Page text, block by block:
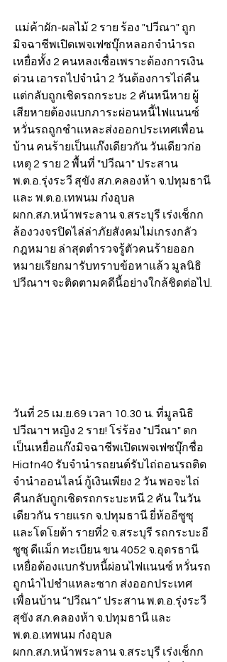
แม่ค้าผัก-ผลไม้ 2 ราย ร้อง "ปวีณา" ถูก
มิจฉาชีพเปิดเพจเฟซบุ๊กหลอกจำนำรถ
เหยื่อทั้ง 2 คนหลงเชื่อเพราะต้องการเงิน
ด่วน เอารถไปจำนำ 2 วันต้องการไถ่คืน
แต่กลับถูกเชิดรถกระบะ 2 คันหนีหาย ผู้
เสียหายต้องแบกภาระผ่อนหนี้ไฟแนนซ์
หวั่นรถถูกชำแหละส่งออกประเทศเพื่อน
บ้าน คนร้ายเป็นแก๊งเดียวกัน วันเดียวก่อ
เหตุ 2 ราย 2 พื้นที่ "ปวีณา" ประสาน
พ.ต.อ.รุ่งระวี สุขัง สภ.คลองห้า จ.ปทุมธานี
และ พ.ต.อ.เทพนม ก๋งอุบล
ผกก.สภ.หน้าพระลาน จ.สระบุรี เร่งเช็กก
ล้องวงจรปิดไล่ล่าภัยสังคมไม่เกรงกลัว
กฎหมาย ล่าสุดตำรวจรู้ตัวคนร้ายออก
หมายเรียกมารับทราบข้อหาแล้ว มูลนิธิ
ปวีณาฯ จะติดตามคดีนี้อย่างใกล้ชิดต่อไป.
วันที่ 25 เม.ย.69 เวลา 10.30 น. ที่มูลนิธิ
ปวีณาฯ หญิง 2 ราย! โร่ร้อง "ปวีณา" ตก
เป็นเหยื่อแก๊งมิจฉาชีพเปิดเพจเฟซบุ๊กชื่อ
Hiatn40 รับจำนำรถยนต์รับไถ่ถอนรถติด
จำนำออนไลน์ กู้เงินเพียง 2 วัน พอจะไถ่
คืนกลับถูกเชิดรถกระบะหนี 2 คัน ในวัน
เดียวกัน รายแรก จ.ปทุมธานี ยี่ห้ออีซูซุ
และโตโยต้า รายที่2 จ.สระบุรี รถกระบะอี
ซูซุ ดีแม็ก ทะเบียน ขน 4052 จ.อุดรธานี
เหยื่อต้องแบกรับหนี้ผ่อนไฟแนนซ์ หวั่นรถ
ถูกนำไปชำแหละซาก ส่งออกประเทศ
เพื่อนบ้าน “ปวีณา” ประสาน พ.ต.อ.รุ่งระวี
สุขัง สภ.คลองห้า จ.ปทุมธานี และ
พ.ต.อ.เทพนม ก๋งอุบล
ผกก.สภ.หน้าพระลาน จ.สระบุรี เร่งเช็กก